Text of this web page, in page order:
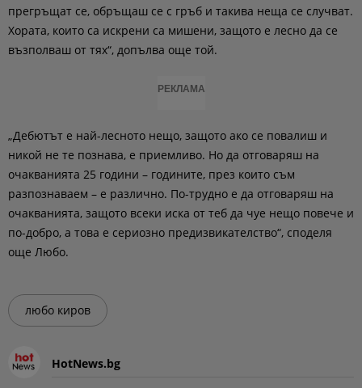
прегръщат се, обръщаш се с гръб и такива неща се случват.
Хората, които са искрени са мишени, защото е лесно да се
възполваш от тях“, допълва още той.
РЕКЛАМА
„Дебютът е най-лесното нещо, защото ако се повалиш и
никой не те познава, е приемливо. Но да отговаряш на
очакванията 25 години – годините, през които съм
разпознаваем – е различно. По-трудно е да отговаряш на
очакванията, защото всеки иска от теб да чуе нещо повече и
по-добро, а това е сериозно предизвикателство“, споделя
още Любо.
любо киров
HotNews.bg